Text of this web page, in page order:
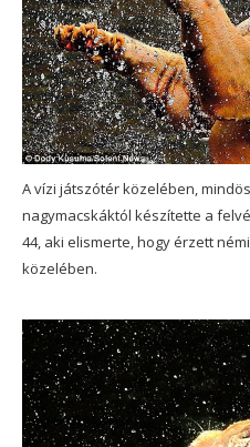
A vízi játszótér közelében,
nagymacskáktól készítette a
44, aki elismerte, hogy érzett
közelében.